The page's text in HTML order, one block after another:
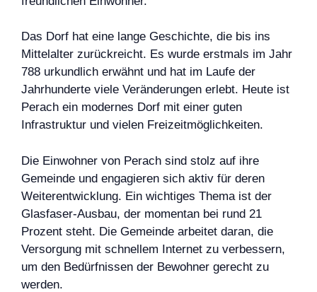
Das Dorf hat eine lange Geschichte, die bis ins
Mittelalter zurückreicht. Es wurde erstmals im Jahr
788 urkundlich erwähnt und hat im Laufe der
Jahrhunderte viele Veränderungen erlebt. Heute ist
Perach ein modernes Dorf mit einer guten
Infrastruktur und vielen Freizeitmöglichkeiten.
Die Einwohner von Perach sind stolz auf ihre
Gemeinde und engagieren sich aktiv für deren
Weiterentwicklung. Ein wichtiges Thema ist der
Glasfaser-Ausbau, der momentan bei rund 21
Prozent steht. Die Gemeinde arbeitet daran, die
Versorgung mit schnellem Internet zu verbessern,
um den Bedürfnissen der Bewohner gerecht zu
werden.